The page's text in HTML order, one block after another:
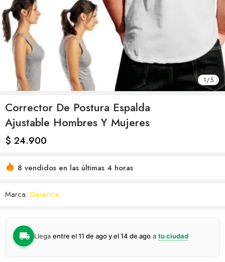
1/5
Corrector De Postura Espalda
Ajustable Hombres Y Mujeres
$ 24.900
8 vendidos en las últimas 4 horas
Marca: Genérica
Llega entre el 11 de ago y el 14 de ago a tu ciudad